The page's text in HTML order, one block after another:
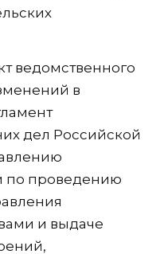
ведомственного
в
дел Российской
по проведению
и выдаче